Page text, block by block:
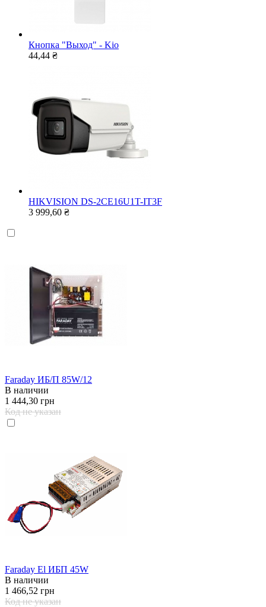
Кнопка "Выход" - Kio
44,44 ₴
HIKVISION DS-2CE16U1T-IT3F
3 999,60 ₴
Faraday ИБ/П 85W/12
В наличии
1 444,30 грн
Код не указан
Faraday El ИБП 45W
В наличии
1 466,52 грн
Код не указан